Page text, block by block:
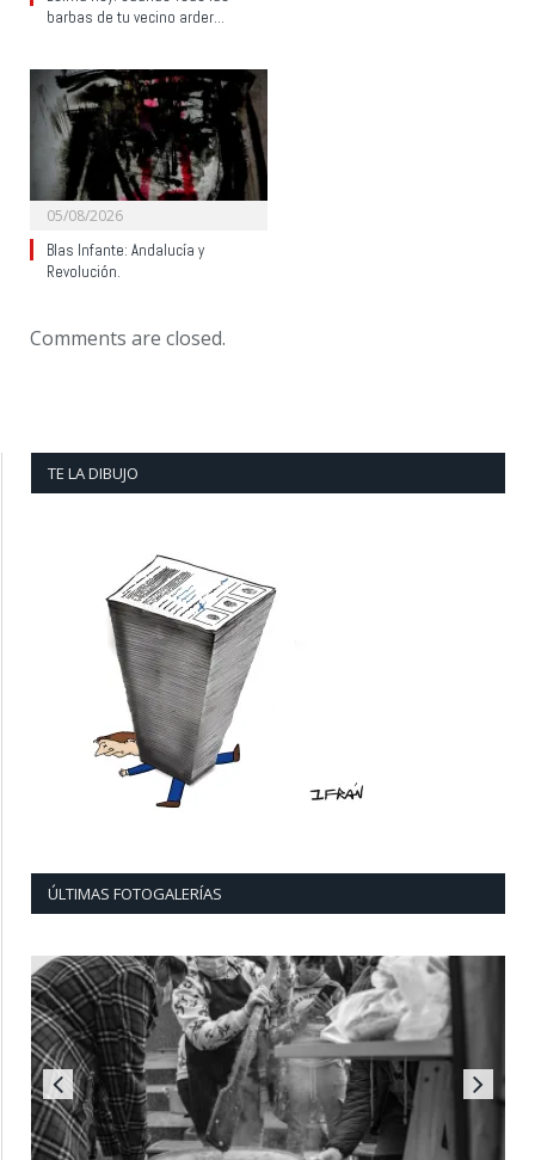
barbas de tu vecino arder…
05/08/2026
Blas Infante: Andalucía y
Revolución.
Comments are closed.
TE LA DIBUJO
ÚLTIMAS FOTOGALERÍAS